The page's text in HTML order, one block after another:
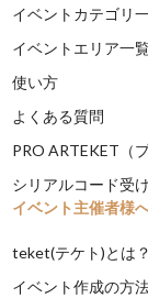
イベントカテゴリ
イベントエリア一
使い方
よくある質問
PRO ARTEKET（
シリアルコード受
イベント主催者様
teket(テケト)とは？
イベント作成の方